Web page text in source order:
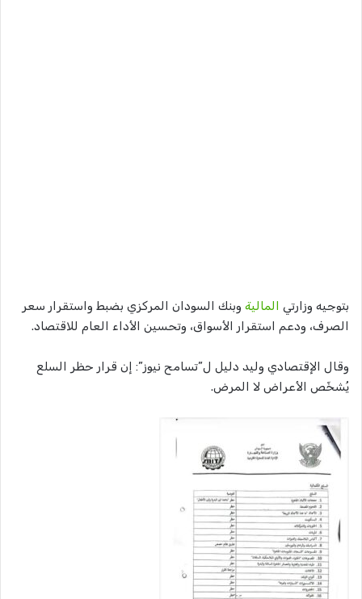
بتوجيه وزارتي المالية وبنك السودان المركزي بضبط واستقرار سعر
الصرف، ودعم استقرار الأسواق، وتحسين الأداء العام للاقتصاد.
وقال الإقتصادي وليد دليل ل”تسامح نيوز”: إن قرار حظر السلع
يُشخّص الأعراض لا المرض.